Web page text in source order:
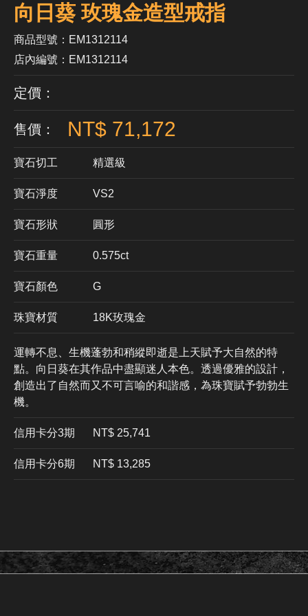
向日葵 玫瑰金造型戒指
商品型號：EM1312114
店內編號：EM1312114
定價：
售價： NT$ 71,172
寶石切工 精選級
寶石淨度 VS2
寶石形狀 ​圓形
寶石重量 0.575ct
寶石顏色 G
珠寶材質 18K玫瑰金
運轉不息、生機蓬勃和稍縱即逝是上天賦予大自然的特
點。向日葵在其作品中盡顯迷人本色。透過優雅的設計，
創造出了自然而又不可言喻的和諧感，為珠寶賦予勃勃生
機。
信用卡分3期 ​NT$ 25,741
信用卡分6期 NT$ 13,285